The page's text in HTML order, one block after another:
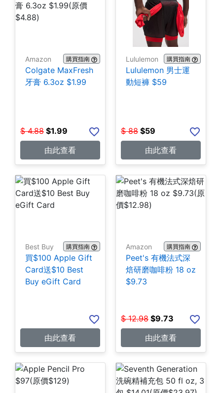
Amazon 購買指南
Colgate MaxFresh
牙膏 6.3oz $1.99
$ 4.88 $1.99
由此查看
Lululemon 購買指南
Lululemon 男士運
動短褲 $59
$ 88 $59
由此查看
Best Buy 購買指南
買$100 Apple Gift
Card送$10 Best
Buy eGift Card
由此查看
Amazon 購買指南
Peet's 有機法式深
焙研磨咖啡粉 18 oz
$9.73
$ 12.98 $9.73
由此查看